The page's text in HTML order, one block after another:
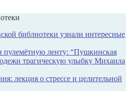
библиотеки узнали интересные
пулемётную ленту: “Пушкинская
трагическую улыбку Михаила
лекция о стрессе и целительной